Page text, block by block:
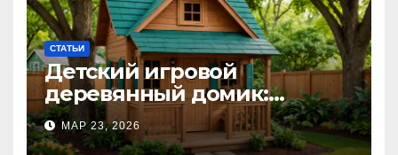
СТАТЬИ
Детский игровой
деревянный домик:
волшебное пространство
для самых маленьких от
МАР 23, 2026